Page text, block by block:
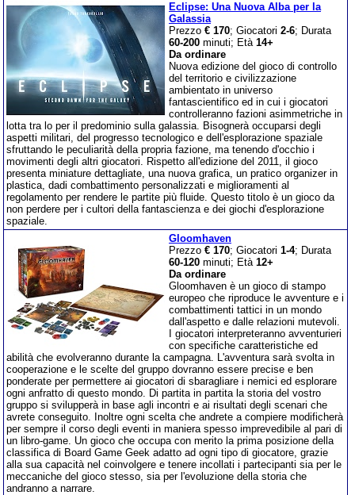
Eclipse: Una Nuova Alba per la
Galassia
Prezzo € 170; Giocatori 2-6; Durata
60-200 minuti; Età 14+
Da ordinare
Nuova edizione del gioco di controllo
del territorio e civilizzazione
ambientato in universo
fantascientifico ed in cui i giocatori
controlleranno fazioni asimmetriche in
lotta tra lo per il predominio sulla galassia. Bisognerà occuparsi degli
aspetti militari, del progresso tecnologico e dell'esplorazione spaziale
sfruttando le peculiarità della propria fazione, ma tenendo d'occhio i
movimenti degli altri giocatori. Rispetto all'edizione del 2011, il gioco
presenta miniature dettagliate, una nuova grafica, un pratico organizer in
plastica, dadi combattimento personalizzati e miglioramenti al
regolamento per rendere le partite più fluide. Questo titolo è un gioco da
non perdere per i cultori della fantascienza e dei giochi d'esplorazione
spaziale.
Gloomhaven
Prezzo € 170; Giocatori 1-4; Durata
60-120 minuti; Età 12+
Da ordinare
Gloomhaven è un gioco di stampo
europeo che riproduce le avventure e i
combattimenti tattici in un mondo
dall'aspetto e dalle relazioni mutevoli.
I giocatori interpreteranno avventurieri
con specifiche caratteristiche ed
abilità che evolveranno durante la campagna. L'avventura sarà svolta in
cooperazione e le scelte del gruppo dovranno essere precise e ben
ponderate per permettere ai giocatori di sbaragliare i nemici ed esplorare
ogni anfratto di questo mondo. Di partita in partita la storia del vostro
gruppo si svilupperà in base agli incontri e ai risultati degli scenari che
avrete conseguito. Inoltre ogni scelta che andrete a compiere modificherà
per sempre il corso degli eventi in maniera spesso imprevedibile al pari di
un libro-game. Un gioco che occupa con merito la prima posizione della
classifica di Board Game Geek adatto ad ogni tipo di giocatore, grazie
alla sua capacità nel coinvolgere e tenere incollati i partecipanti sia per le
meccaniche del gioco stesso, sia per l'evoluzione della storia che
andranno a narrare.